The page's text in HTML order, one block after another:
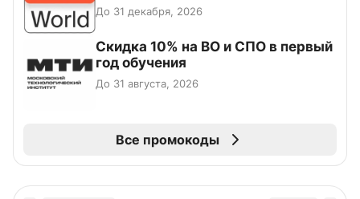
До 31 декабря, 2026
Скидка 10% на ВО и СПО в первый
год обучения
До 31 августа, 2026
Все промокоды